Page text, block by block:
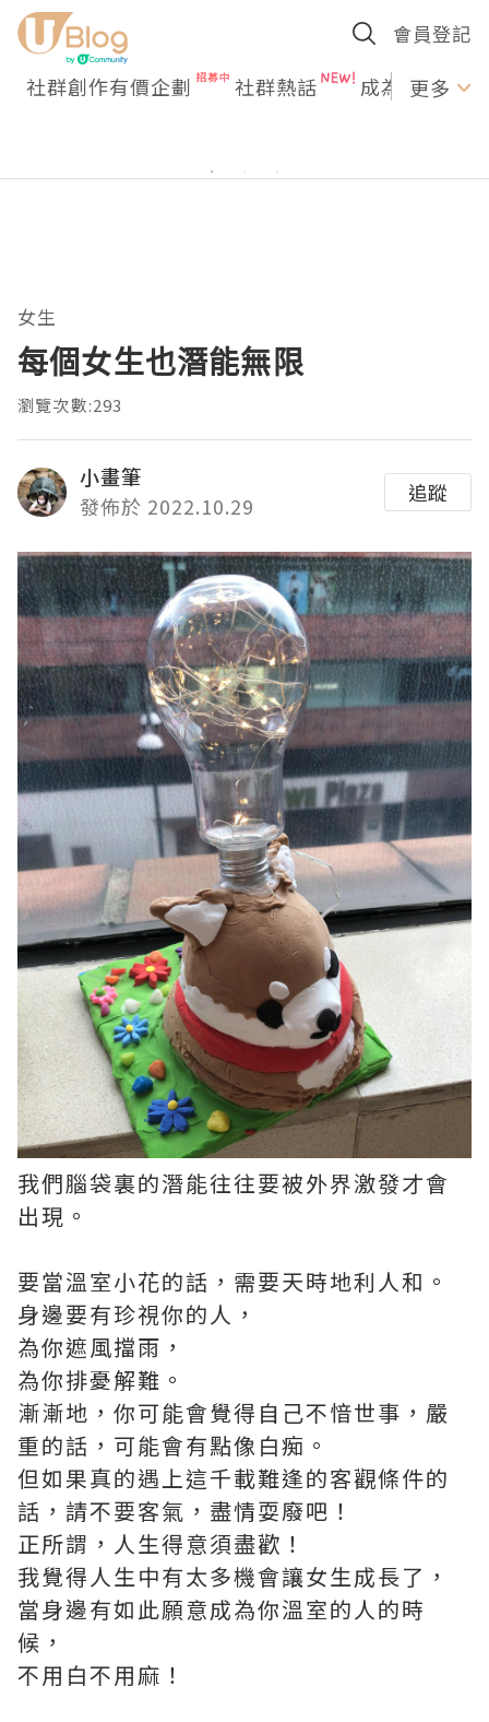
會員登記
社群創作有價企劃 社群熱話 成為U更多
女生
每個女生也潛能無限
瀏覽次數:293
小畫筆
發佈於 2022.10.29
追蹤
我們腦袋裏的潛能往往要被外界激發才會
出現。
要當溫室小花的話，需要天時地利人和。
身邊要有珍視你的人，
為你遮風擋雨，
為你排憂解難。
漸漸地，你可能會覺得自己不愔世事，嚴
重的話，可能會有點像白痴。
但如果真的遇上這千載難逢的客觀條件的
話，請不要客氣，盡情耍廢吧！
正所謂，人生得意須盡歡！
我覺得人生中有太多機會讓女生成長了，
當身邊有如此願意成為你溫室的人的時
候，
不用白不用麻！